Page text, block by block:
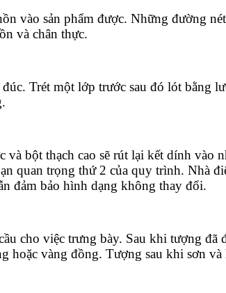
vào sản phẩm được. Những đường
và chân thực.
Trét một lớp trước sau đó lót bằng
bột thạch cao sẽ rút lại kết dính vào
quan trọng thứ 2 của quy trình. Nhà
đảm bảo hình dạng không thay đổi.
cho việc trưng bày. Sau khi tượng
vàng đồng. Tượng sau khi sơn